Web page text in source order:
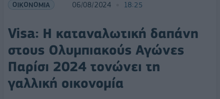
ΟΙΚΟΝΟΜΙΑ 06/08/2024 18:25
Visa: Η καταναλωτική δαπάνη
στους Ολυμπιακούς Αγώνες
Παρίσι 2024 τονώνει τη
γαλλική οικονομία